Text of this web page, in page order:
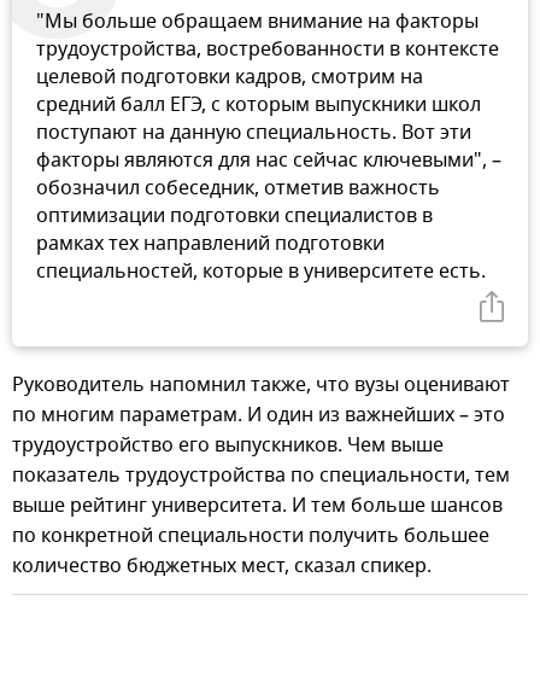
"Мы больше обращаем внимание на факторы
трудоустройства, востребованности в контексте
целевой подготовки кадров, смотрим на
средний балл ЕГЭ, с которым выпускники школ
поступают на данную специальность. Вот эти
факторы являются для нас сейчас ключевыми", –
обозначил собеседник, отметив важность
оптимизации подготовки специалистов в
рамках тех направлений подготовки
специальностей, которые в университете есть.
Руководитель напомнил также, что вузы оценивают
по многим параметрам. И один из важнейших – это
трудоустройство его выпускников. Чем выше
показатель трудоустройства по специальности, тем
выше рейтинг университета. И тем больше шансов
по конкретной специальности получить большее
количество бюджетных мест, сказал спикер.